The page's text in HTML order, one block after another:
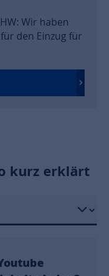
Wir haben
den Einzug für
kurz erklärt